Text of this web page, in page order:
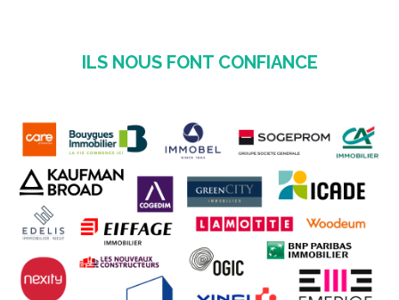
ILS NOUS FONT CONFIANCE